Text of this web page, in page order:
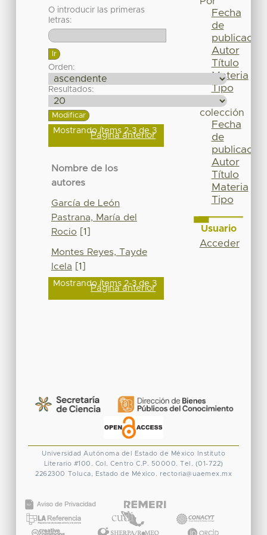
O introducir las primeras
letras:
Orden:
Resultados:
Mostrando ítems 2-3 de 3
Página anterior
Nombre de los
autores
García de León
Pastrana, María del
Rocio [1]
Montes Reyes, Tayde
Icela [1]
Mostrando ítems 2-3 de 3
Página anterior
Fecha
de
publicación
Autor
Título
Materia
Tipo
colección
Fecha
de
publicación
Autor
Título
Materia
Tipo
Usuario
Acceder
Universidad Autónoma del Estado de México
Instituto
Literario #100. Col. Centro C.P. 50000. Tel. (01-722)
2262300 Toluca, Estado de México. rectoria@uaemex.mx